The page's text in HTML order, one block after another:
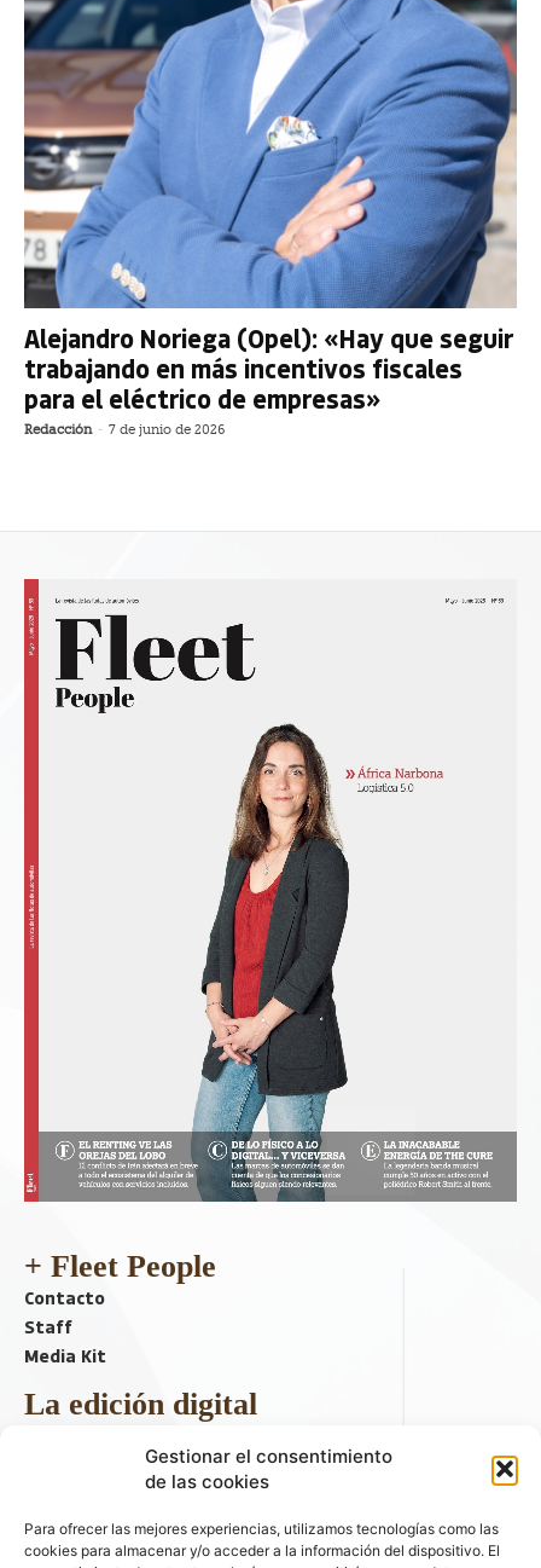
Gestionar el consentimiento
de las cookies
Para ofrecer las mejores experiencias, utilizamos tecnologías como las
cookies para almacenar y/o acceder a la información del dispositivo. El
Alejandro Noriega (Opel): «Hay que seguir
trabajando en más incentivos fiscales
para el eléctrico de empresas»
Redacción - 7 de junio de 2026
+ Fleet People
Contacto
Staff
Media Kit
La edición digital
Descargar último ejemplar
ir a hemeroteca
+ Contenido en redes sociales